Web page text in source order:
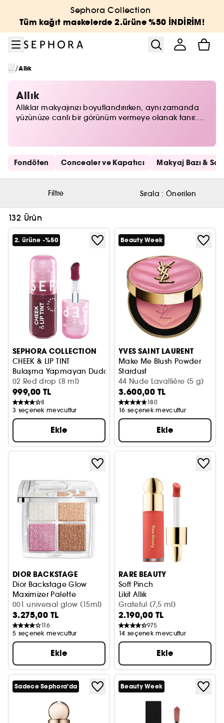
Sephora Collection
Tüm kağıt maskelerde 2.ürüne %50 İNDİRİM!
... /Allık
Allık
Allıklar makyajınızı boyutlandırırken, aynı zamanda
yüzünüze canlı bir görünüm vermeye olanak tanır.
makyajınızı renklendirebilirsiniz.
Hızlı bağlantıları atla
Fondöten Concealer ve Kapatıcı Makyaj Bazı &
Filtre Sırala : Önerilen
132 Ürün
2. ürüne -%50
SEPHORA COLLECTION
CHEEK & LIP TINT
Bulaşma Yapmayan Dudak ve Yanak Renklendirici
02 Red drop (8 ml)
999,00 TL
8
3 seçenek mevcuttur
Ekle
Beauty Week
YVES SAINT LAURENT
Make Me Blush Powder
Stardust
Allık
44 Nude Lavallière (5 g)
3.600,00 TL
180
16 seçenek mevcuttur
Ekle
DIOR BACKSTAGE
Dior Backstage Glow
Maximizer Palette
Yüz Paleti
001 universal glow (15ml)
3.275,00 TL
116
5 seçenek mevcuttur
Ekle
RARE BEAUTY
Soft Pinch
Likit Allık
Grateful (7,5 ml)
2.190,00 TL
975
14 seçenek mevcuttur
Ekle
Sadece Sephora'da Beauty Week